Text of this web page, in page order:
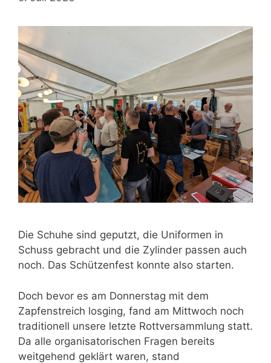
Die Schuhe sind geputzt, die Uniformen in
Schuss gebracht und die Zylinder passen auch
noch. Das Schützenfest konnte also starten.
Doch bevor es am Donnerstag mit dem
Zapfenstreich losging, fand am Mittwoch noch
traditionell unsere letzte Rottversammlung statt.
Da alle organisatorischen Fragen bereits
weitgehend geklärt waren, stand